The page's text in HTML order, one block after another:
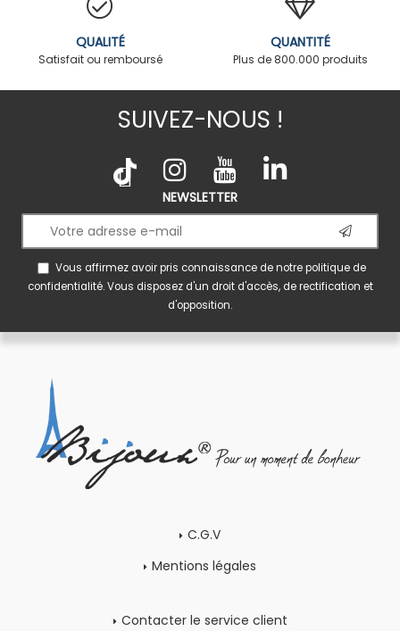
QUALITÉ
Satisfait ou remboursé
QUANTITÉ
Plus de 800.000 produits
SUIVEZ-NOUS !
NEWSLETTER
Vous affirmez avoir pris connaissance de notrepolitique de
confidentialité. Vous disposez d'un droit d'accès, de rectification et
d'opposition.
C.G.V
Mentions légales
Contacter le service client